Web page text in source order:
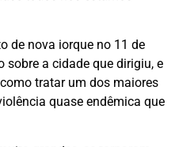
de nova iorque no 11 de
sobre a cidade que dirigiu, e
tratar um dos maiores
quase endêmica que